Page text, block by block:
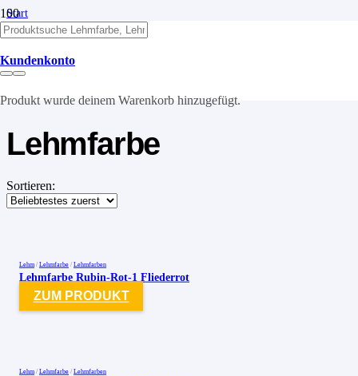
Kundenkonto
Produkt wurde deinem Warenkorb hinzugefügt.
Start
/
Lehm
/
Lehmfarben
Lehmfarbe
Lehmfarbe
Sortieren:
Lehm / Lehmfarbe / Lehmfarben
Lehmfarbe Rubin-Rot-1 Fliederrot
ZUM PRODUKT
Lehm / Lehmfarbe / Lehmfarben